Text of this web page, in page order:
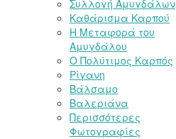
Συλλογή Αμυγδάλων
Καθάρισμα Καρπού
Η Μεταφορά του
Αμυγδάλου
Ο Πολύτιμος Καρπός
Ρίγανη
Βάλσαμο
Βαλεριάνα
Περισσότερες
Φωτογραφίες